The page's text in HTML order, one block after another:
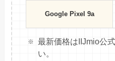
Google Pixel 9a
最新価格はIIJmio公
い。